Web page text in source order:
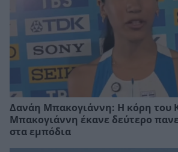
Δανάη Μπακογιάννη: Η κόρη του
Μπακογιάννη έκανε δεύτερο
στα εμπόδια